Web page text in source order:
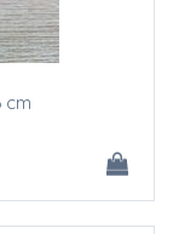
cm